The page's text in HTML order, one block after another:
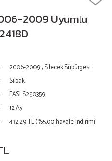
2009 Uyumlu
2006-2009,Silecek Süpürgesi
Silbak
EASLS290359
12 Ay
432,29 TL (%5,00 havale indirimi)